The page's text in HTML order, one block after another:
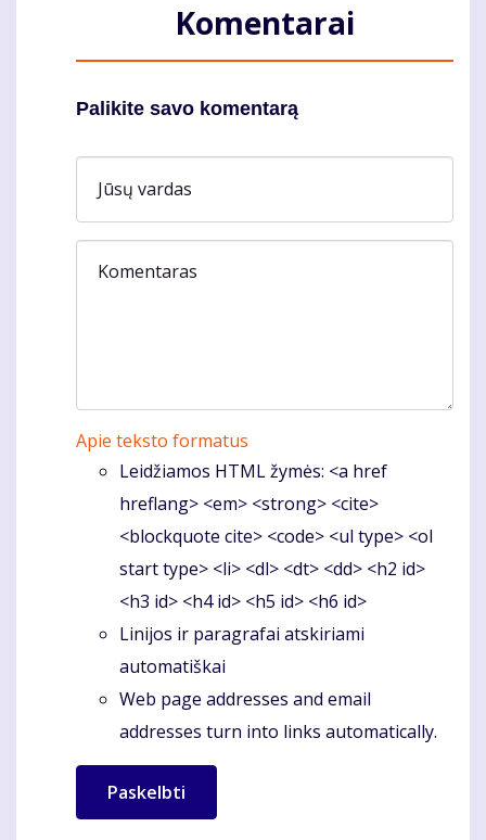
Komentarai
Palikite savo komentarą
Jūsų vardas
Komentaras
Apie teksto formatus
Leidžiamos HTML žymės: <a href
hreflang> <em> <strong> <cite>
<blockquote cite> <code> <ul type> <ol
start type> <li> <dl> <dt> <dd> <h2 id>
<h3 id> <h4 id> <h5 id> <h6 id>
Linijos ir paragrafai atskiriami
automatiškai
Web page addresses and email
addresses turn into links automatically.